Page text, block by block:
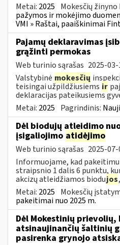
Metai: 2025 Mokesčių
pažymos ir mokėjimo
VMI » Raštai, paaiškinimai
Pajamų deklaravimas
grąžinti permokas
Web turinio sąrašas 2025-
Valstybinė mokesčių
teisingai užpildžiusiems ir
deklaracijas pateikusiems
Metai: 2025 Pagrindinis:
Dėl biodujų atleidimo
įsigaliojimo atidėjimo
Web turinio sąrašas 2025-07-
Informuojame, kad
straipsnio 1 dalis 6 punktu,
akcizų atleidžiamos biodujos
Metai: 2025 Mokesčių
pakeitimai nuo 2025 m.
Dėl Mokestinių
atsinaujinančių šaltinių
pasirenka grynojo